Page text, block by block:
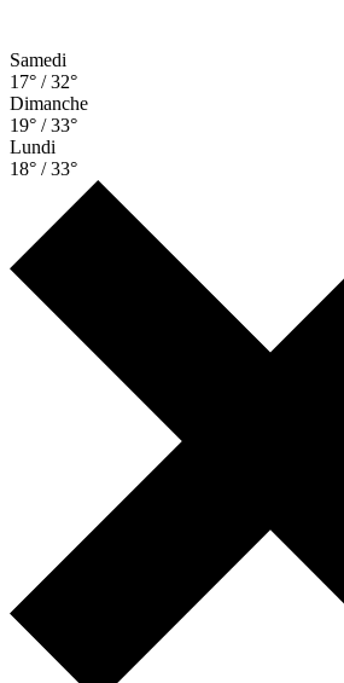
Samedi
17° / 32°
Dimanche
19° / 33°
Lundi
18° / 33°